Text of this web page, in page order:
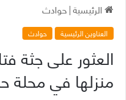
الرئيسية|حوادث
العناوين الرئيسية حوادث
العثور على جثة
منزلها في محلة